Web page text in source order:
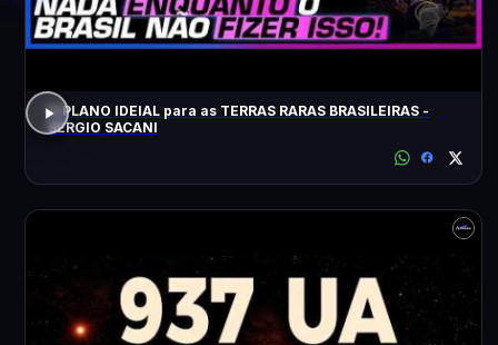
O PLANO IDEIAL para as TERRAS RARAS BRASILEIRAS -
SÉRGIO SACANI